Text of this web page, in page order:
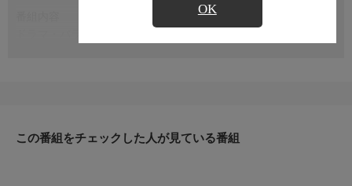
OK
この番組をチェックした人が見ている番組